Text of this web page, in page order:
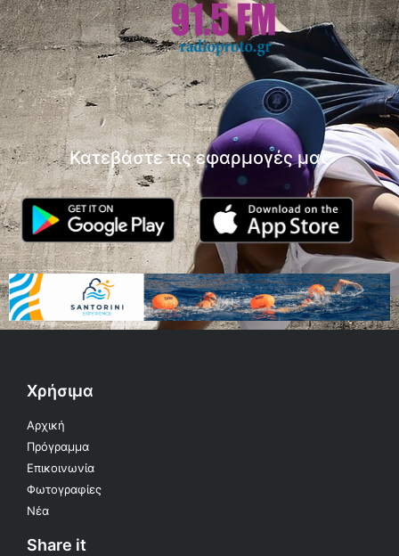
Κατεβάστε τις εφαρμογές μας
Χρήσιμα
Αρχική
Πρόγραμμα
Επικοινωνία
Φωτογραφίες
Νέα
Share it